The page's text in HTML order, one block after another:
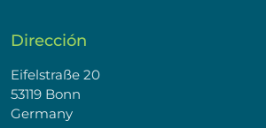
Dirección
Eifelstraße 20
53119 Bonn
Germany